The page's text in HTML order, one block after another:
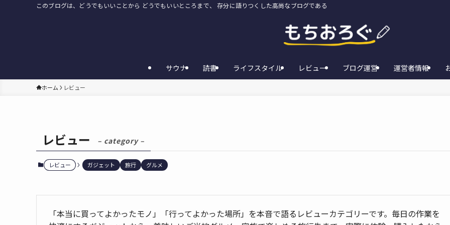
このブログは、どうでもいいことから どうでもいいところまで、 存分に語りつくした高尚なブログである
サウナ 読書 ライフスタイル レビュー ブログ運営 運営者情報
ホーム レビュー
レビュー – category –
レビュー ガジェット 旅行 グルメ
「本当に買ってよかったモノ」「行ってよかった場所」を本音で語るレビューカテゴリーです。毎日の作業を